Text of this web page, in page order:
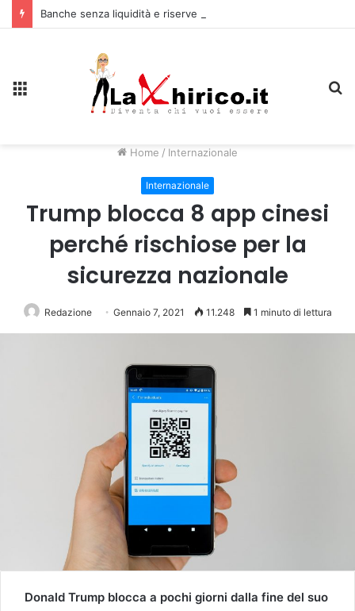
Home / Internazionale
Internazionale
Trump blocca 8 app cinesi
perché rischiose per la
sicurezza nazionale
Redazione Gennaio 7, 2021 11.248 1 minuto di lettura
Donald Trump blocca a pochi giorni dalla fine del suo